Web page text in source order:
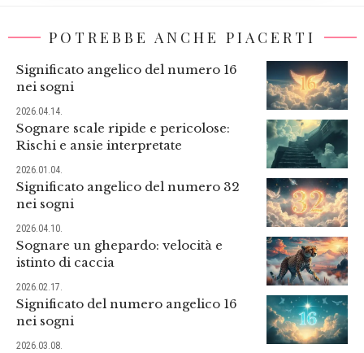
POTREBBE ANCHE PIACERTI
Significato angelico del numero 16
nei sogni
2026.04.14.
Sognare scale ripide e pericolose:
Rischi e ansie interpretate
2026.01.04.
Significato angelico del numero 32
nei sogni
2026.04.10.
Sognare un ghepardo: velocità e
istinto di caccia
2026.02.17.
Significato del numero angelico 16
nei sogni
2026.03.08.